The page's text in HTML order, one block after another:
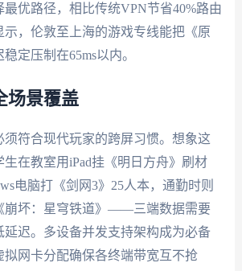
最优路径，相比传统VPN节省40%路由
示，伦敦至上海的游戏专线能把《原
定压制在65ms以内。
场景覆盖
须符合现代玩家的跨屏习惯。想象这
在教室用iPad挂《明日方舟》刷材
电脑打《剑网3》25人本，通勤时则
崩坏：星穹铁道》——三端数据需要
延迟。多设备并发支持架构成为必备
拟网卡分配确保各终端带宽互不抢